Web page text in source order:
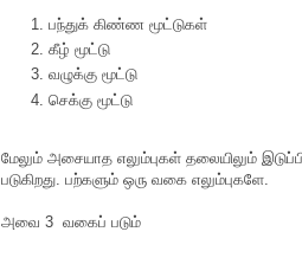
பந்துக் கிண்ண மூட்டுகள்
கீழ் மூட்டு
வழுக்கு மூட்டு
செக்கு மூட்டு
மேலும் அசையாத எலும்புகள் தலையிலும்
படுகிறது. பற்களும் ஒரு வகை எலும்புகளே.
அவை 3 வகைப் படும்